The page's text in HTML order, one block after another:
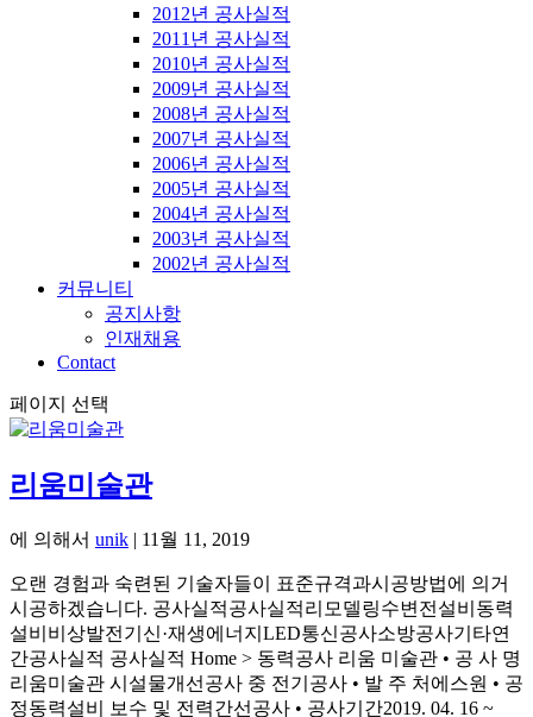
2012년 공사실적
2011년 공사실적
2010년 공사실적
2009년 공사실적
2008년 공사실적
2007년 공사실적
2006년 공사실적
2005년 공사실적
2004년 공사실적
2003년 공사실적
2002년 공사실적
커뮤니티
공지사항
인재채용
Contact
페이지 선택
리움미술관
에 의해서 unik | 11월 11, 2019
오랜 경험과 숙련된 기술자들이 표준규격과시공방법에 의거
시공하겠습니다. 공사실적공사실적리모델링수변전설비동력
설비비상발전기신·재생에너지LED통신공사소방공사기타연
간공사실적 공사실적 Home > 동력공사 리움 미술관 • 공 사 명
리움미술관 시설물개선공사 중 전기공사 • 발 주 처에스원 • 공
정동력설비 보수 및 전력간선공사 • 공사기간2019. 04. 16 ~